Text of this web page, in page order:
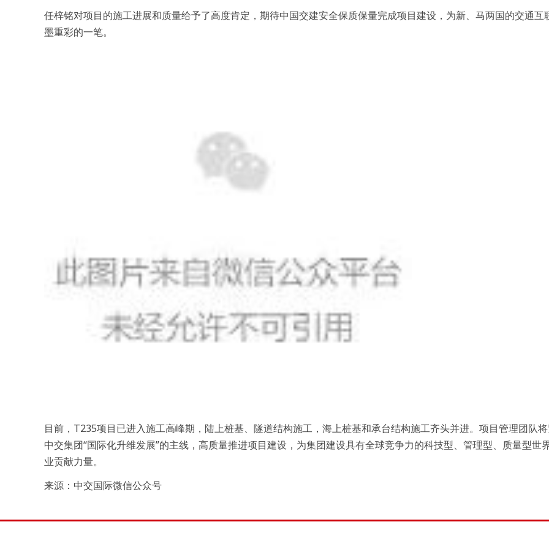
任梓铭对项目的施工进展和质量给予了高度肯定，期待中国交建安全保质保量完成项目建设，为新、马两国的交通互
墨重彩的一笔。
目前，T235项目已进入施工高峰期，陆上桩基、隧道结构施工，海上桩基和承台结构施工齐头并进。项目管理团队
中交集团“国际化升维发展”的主线，高质量推进项目建设，为集团建设具有全球竞争力的科技型、管理型、质量型世
业贡献力量。
来源：中交国际微信公众号